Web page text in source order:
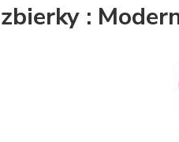
zbierky :